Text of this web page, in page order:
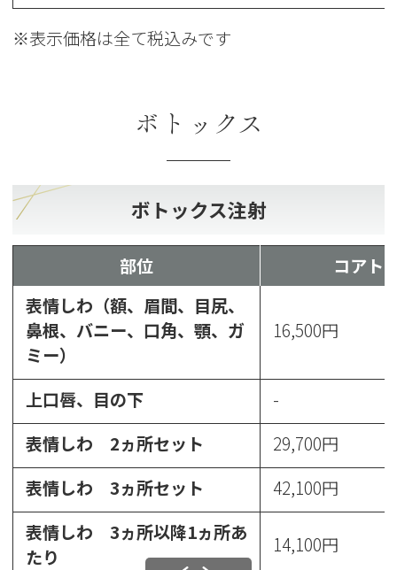
※表示価格は全て税込みです
ボトックス
ボトックス注射
部位
コアト
表情しわ（額、眉間、目尻、
鼻根、バニー、口角、顎、ガ
ミー）
16,500円
上口唇、目の下
-
表情しわ 2ヵ所セット
29,700円
表情しわ 3ヵ所セット
42,100円
表情しわ 3ヵ所以降1ヵ所あ
たり
14,100円